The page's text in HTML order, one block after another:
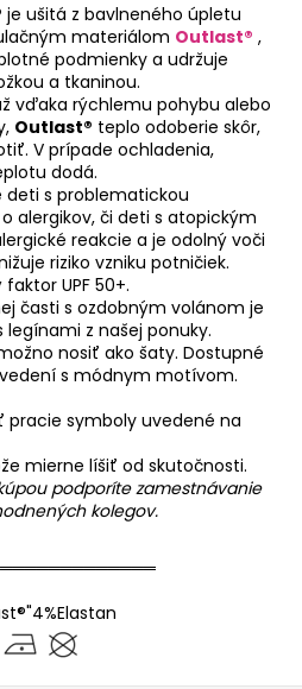
je ušitá z bavlneného úpletu
materiálom Outlast® ,
podmienky a udržuje
a tkaninou.
vďaka rýchlemu pohybu alebo
Outlast® teplo odoberie skôr,
V prípade ochladenia,
dodá.
deti s problematickou
alergikov, či deti s atopickým
reakcie a je odolný voči
riziko vzniku potničiek.
UPF 50+.
časti s ozdobným volánom je
z našej ponuky.
nosiť ako šaty. Dostupné
s módnym motívom.
symboly uvedené na
mierne líšiť od skutočnosti.
podporíte zamestnávanie
kolegov.